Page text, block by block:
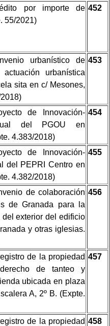
por importe de
55/2021)
452
urbanístico de
urbanística
sita en c/ Mesones,
453
de Innovación-
del PGOU en
4.383/2018)
454
de Innovación-
del PEPRI Centro en
4.382/2018)
455
de colaboración
de Granada para la
exterior del edificio
y otras iglesias.
456
de la propiedad
de tanteo y
ubicada en plaza
A, 2º B. (Expte.
457
de la propiedad 458